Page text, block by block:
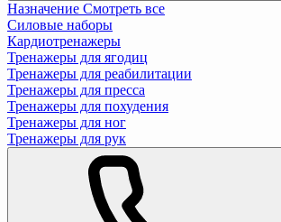
Назначение Смотреть все
Силовые наборы
Кардиотренажеры
Тренажеры для ягодиц
Тренажеры для реабилитации
Тренажеры для пресса
Тренажеры для похудения
Тренажеры для ног
Тренажеры для рук